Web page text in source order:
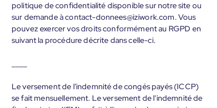
politique de confidentialité disponible sur notre site ou
sur demande à contact-donnees@iziwork.com. Vous
pouvez exercer vos droits conformément au RGPD en
suivant la procédure décrite dans celle-ci.
Le versement de l'indemnité de congés payés (ICCP)
se fait mensuellement. Le versement de l'indemnité de